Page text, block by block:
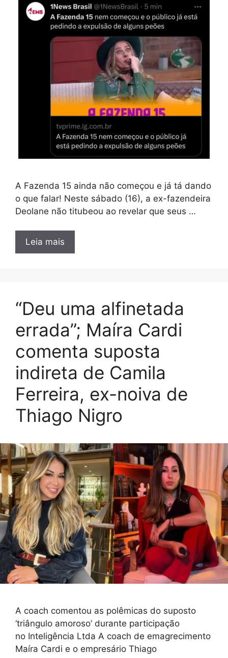
A Fazenda 15 ainda não começou e já tá dando
o que falar! Neste sábado (16), a ex-fazendeira
Deolane não titubeou ao revelar que seus …
Leia mais
“Deu uma alfinetada
errada”; Maíra Cardi
comenta suposta
indireta de Camila
Ferreira, ex-noiva de
Thiago Nigro
A coach comentou as polêmicas do suposto
‘triângulo amoroso’ durante participação
no Inteligência Ltda A coach de emagrecimento
Maíra Cardi e o empresário Thiago